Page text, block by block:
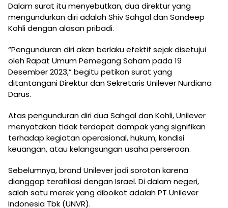
Dalam surat itu menyebutkan, dua direktur yang
mengundurkan diri adalah Shiv Sahgal dan Sandeep
Kohli dengan alasan pribadi.
“Pengunduran diri akan berlaku efektif sejak disetujui
oleh Rapat Umum Pemegang Saham pada 19
Desember 2023,” begitu petikan surat yang
ditantangani Direktur dan Sekretaris Unilever Nurdiana
Darus.
Atas pengunduran diri dua Sahgal dan Kohli, Unilever
menyatakan tidak terdapat dampak yang signifikan
terhadap kegiatan operasional, hukum, kondisi
keuangan, atau kelangsungan usaha perseroan.
Sebelumnya, brand Unilever jadi sorotan karena
dianggap terafiliasi dengan Israel. Di dalam negeri,
salah satu merek yang diboikot adalah PT Unilever
Indonesia Tbk (UNVR).